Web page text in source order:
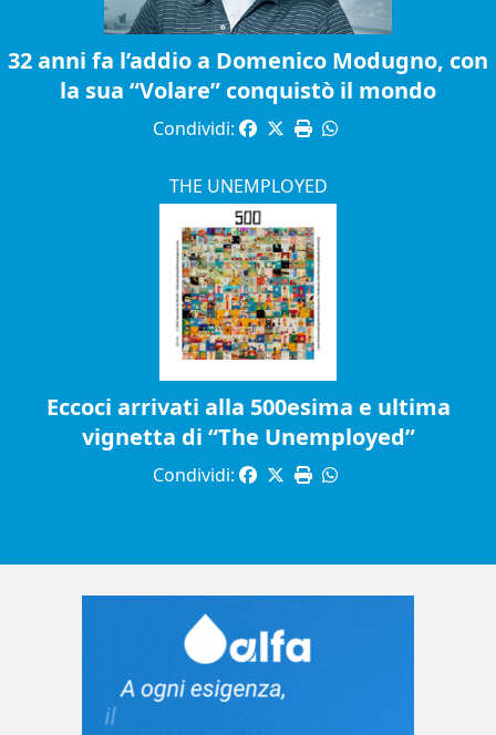
32 anni fa l’addio a Domenico Modugno, con
la sua “Volare” conquistò il mondo
Condividi:
THE UNEMPLOYED
Eccoci arrivati alla 500esima e ultima
vignetta di “The Unemployed”
Condividi: